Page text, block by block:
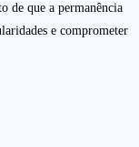
de que a permanência
e comprometer